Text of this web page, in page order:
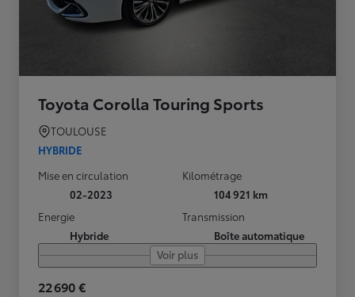
Toyota Corolla Touring Sports
TOULOUSE
HYBRIDE
Mise en circulation
02-2023
Kilométrage
104 921 km
Energie
Hybride
Transmission
Boîte automatique
Voir plus
22 690 €